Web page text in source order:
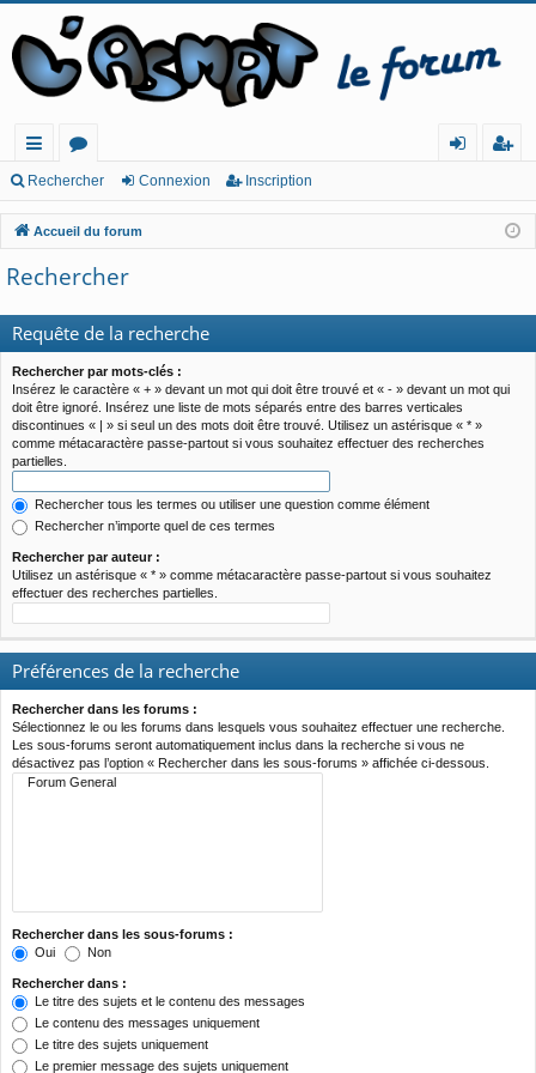
ac
co
ur
cis
or
u
m
s
n
ne
cri
pt
Rechercher Connexion Inscription
Accueil du forum
Rechercher
Requête de la recherche
Rechercher par mots-clés :
Insérez le caractère « + » devant un mot qui doit être trouvé et « - » devant un mot qui
doit être ignoré. Insérez une liste de mots séparés entre des barres verticales
discontinues « | » si seul un des mots doit être trouvé. Utilisez un astérisque « * »
comme métacaractère passe-partout si vous souhaitez effectuer des recherches
partielles.
Rechercher tous les termes ou utiliser une question comme élément
Rechercher n’importe quel de ces termes
Rechercher par auteur :
Utilisez un astérisque « * » comme métacaractère passe-partout si vous souhaitez
effectuer des recherches partielles.
Préférences de la recherche
Rechercher dans les forums :
Sélectionnez le ou les forums dans lesquels vous souhaitez effectuer une recherche.
Les sous-forums seront automatiquement inclus dans la recherche si vous ne
désactivez pas l’option « Rechercher dans les sous-forums » affichée ci-dessous.
Rechercher dans les sous-forums :
Oui
Non
Rechercher dans :
Le titre des sujets et le contenu des messages
Le contenu des messages uniquement
Le titre des sujets uniquement
Le premier message des sujets uniquement